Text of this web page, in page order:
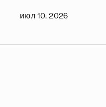
июл 10, 2026